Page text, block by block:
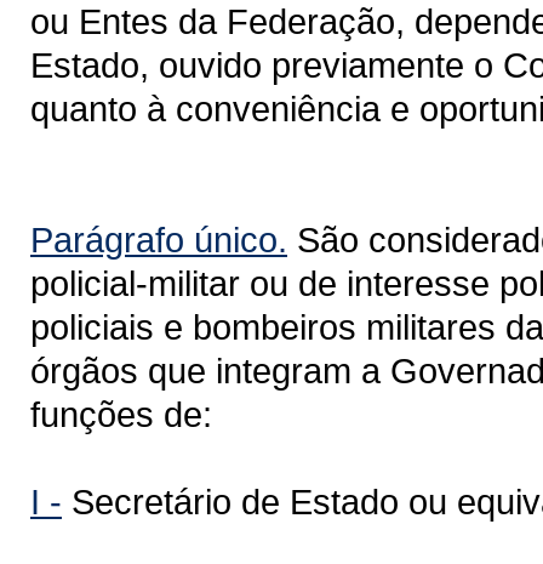
ou Entes da Federação,
Estado, ouvido previamente o
quanto à conveniência e
Parágrafo único. São
policial-militar ou de interesse
policiais e bombeiros militares
órgãos que integram a
funções de:
I - Secretário de Estado ou